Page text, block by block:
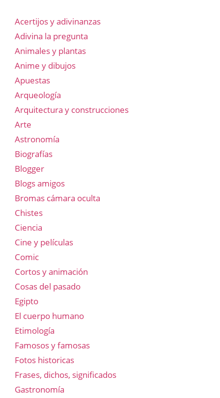
Acertijos y adivinanzas
Adivina la pregunta
Animales y plantas
Anime y dibujos
Apuestas
Arqueología
Arquitectura y construcciones
Arte
Astronomía
Biografías
Blogger
Blogs amigos
Bromas cámara oculta
Chistes
Ciencia
Cine y películas
Comic
Cortos y animación
Cosas del pasado
Egipto
El cuerpo humano
Etimología
Famosos y famosas
Fotos historicas
Frases, dichos, significados
Gastronomía